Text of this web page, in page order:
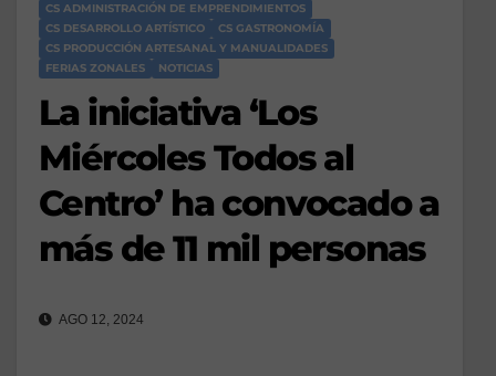
CS ADMINISTRACIÓN DE EMPRENDIMIENTOS
CS DESARROLLO ARTÍSTICO
CS GASTRONOMÍA
CS PRODUCCIÓN ARTESANAL Y MANUALIDADES
FERIAS ZONALES
NOTICIAS
La iniciativa ‘Los
Miércoles Todos al
Centro’ ha convocado a
más de 11 mil personas
AGO 12, 2024